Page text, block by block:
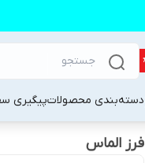
دسته‌بندی محصولاتپیگیری
فرز الماس